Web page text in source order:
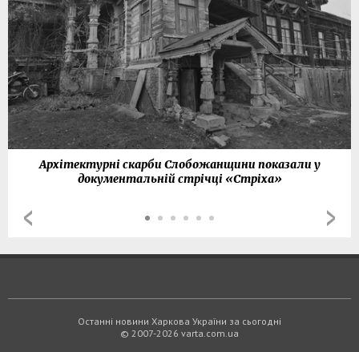
Архітектурні скарби Слобожанщини показали у
документальній стрічці «Стріха»
Останні новини Харкова України за сьогодні
© 2007-2026 varta.com.ua